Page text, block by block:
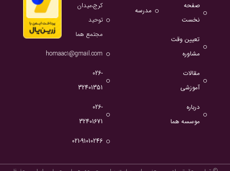
صفحه
نخست
تعیین وقت
مشاوره
مقالات
آموزشی
درباره
موسسه هما
مدرسه
کرج،میدان
توحید
مجتمع هما
homaac1@gmail.com
026-
32401351
026-
32401671
021-91010246